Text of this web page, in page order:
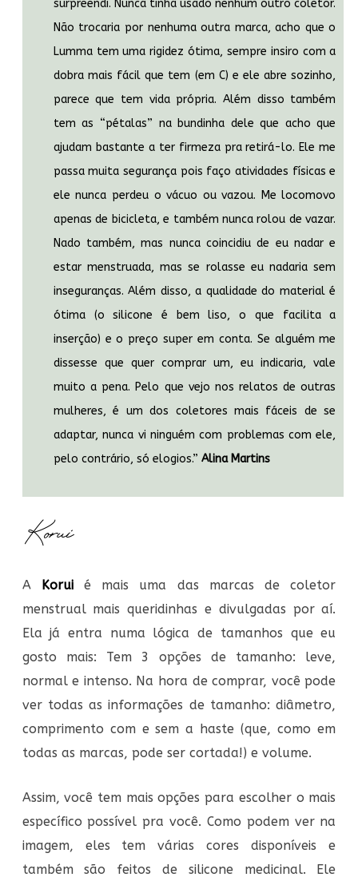
surpreendi. Nunca tinha usado nenhum outro coletor.
Não trocaria por nenhuma outra marca, acho que o
Lumma tem uma rigidez ótima, sempre insiro com a
dobra mais fácil que tem (em C) e ele abre sozinho,
parece que tem vida própria. Além disso também
tem as “pétalas” na bundinha dele que acho que
ajudam bastante a ter firmeza pra retirá-lo. Ele me
passa muita segurança pois faço atividades físicas e
ele nunca perdeu o vácuo ou vazou. Me locomovo
apenas de bicicleta, e também nunca rolou de vazar.
Nado também, mas nunca coincidiu de eu nadar e
estar menstruada, mas se rolasse eu nadaria sem
inseguranças. Além disso, a qualidade do material é
ótima (o silicone é bem liso, o que facilita a
inserção) e o preço super em conta. Se alguém me
dissesse que quer comprar um, eu indicaria, vale
muito a pena. Pelo que vejo nos relatos de outras
mulheres, é um dos coletores mais fáceis de se
adaptar, nunca vi ninguém com problemas com ele,
pelo contrário, só elogios.” Alina Martins
Korui
A Koruié mais uma das marcas de coletor
menstrual mais queridinhas e divulgadas por aí.
Ela já entra numa lógica de tamanhos que eu
gosto mais: Tem 3 opções de tamanho: leve,
normal e intenso. Na hora de comprar, você pode
ver todas as informações de tamanho: diâmetro,
comprimento com e sem a haste (que, como em
todas as marcas, pode ser cortada!) e volume.
Assim, você tem mais opções para escolher o mais
específico possível pra você. Como podem ver na
imagem, eles tem várias cores disponíveis e
também são feitos de silicone medicinal. Ele